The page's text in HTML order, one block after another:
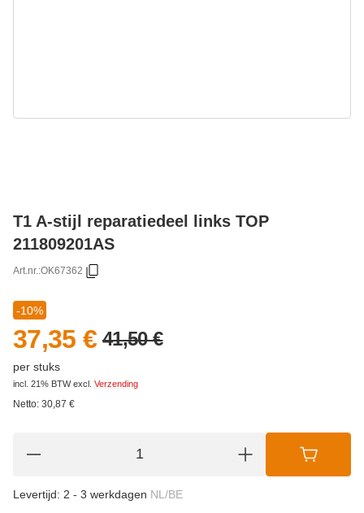
T1 A-stijl reparatiedeel links TOP
211809201AS
Art.nr.:OK67362
-10%
37,35 € 41,50 €
per stuks
incl. 21% BTWexcl. Verzending
Netto: 30,87 €
Levertijd: 2 - 3 werkdagen NL/BE